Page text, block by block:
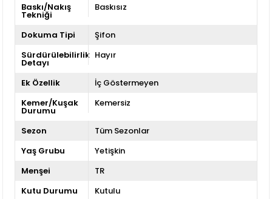
Baskı/Nakış
Tekniği
Baskısız
Dokuma Tipi
Şifon
Sürdürülebilirlik
Detayı
Hayır
Ek Özellik
İç Göstermeyen
Kemer/Kuşak
Durumu
Kemersiz
Sezon
Tüm Sezonlar
Yaş Grubu
Yetişkin
Menşei
TR
Kutu Durumu
Kutulu